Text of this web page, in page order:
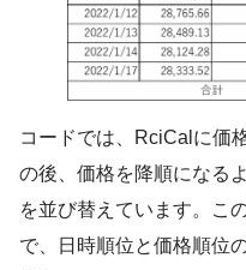
コードでは、RciCalに価
の後、価格を降順になる
を並び替えています。こ
で、日時順位と価格順位